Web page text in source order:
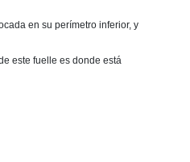
en su perímetro inferior, y
este fuelle es donde está